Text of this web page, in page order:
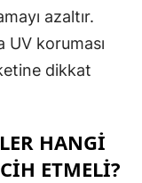
azaltır.
UV koruması
dikkat
HANGI
ETMELI?